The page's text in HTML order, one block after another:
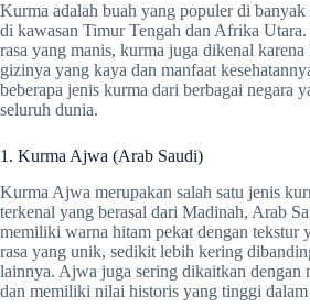
Kurma adalah buah yang populer di banyak
di kawasan Timur Tengah dan Afrika
rasa yang manis, kurma juga dikenal karena
gizinya yang kaya dan manfaat
beberapa jenis kurma dari berbagai negara
seluruh dunia.
1. Kurma Ajwa (Arab Saudi)
Kurma Ajwa merupakan salah satu jenis
terkenal yang berasal dari Madinah, Arab
memiliki warna hitam pekat dengan tekstur
rasa yang unik, sedikit lebih kering
lainnya. Ajwa juga sering dikaitkan dengan
dan memiliki nilai historis yang tinggi